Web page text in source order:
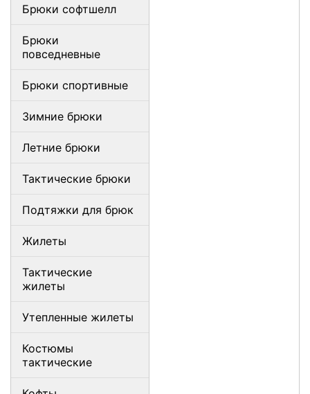
Брюки софтшелл
Брюки
повседневные
Брюки спортивные
Зимние брюки
Летние брюки
Тактические брюки
Подтяжки для брюк
Жилеты
Тактические
жилеты
Утепленные жилеты
Костюмы
тактические